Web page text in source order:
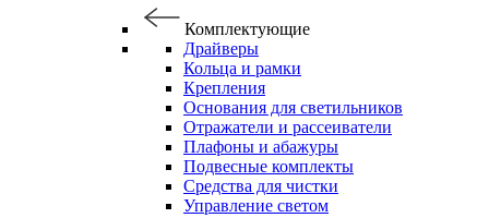
Комплектующие
Драйверы
Кольца и рамки
Крепления
Основания для светильников
Отражатели и рассеиватели
Плафоны и абажуры
Подвесные комплекты
Средства для чистки
Управление светом